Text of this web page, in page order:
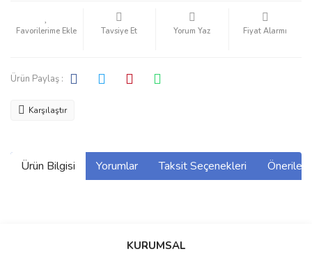
Tavsiye Et Yorum Yaz Fiyat Alarmı
Ürün Paylaş :
Karşılaştır
Ürün Bilgisi Yorumlar Taksit Seçenekleri
Bu ürüne ilk yorumu siz yapın!
KURUMSAL